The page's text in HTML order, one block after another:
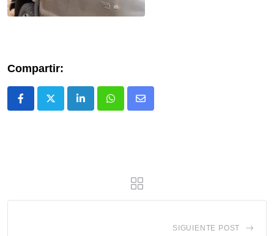
Compartir:
SIGUIENTE POST